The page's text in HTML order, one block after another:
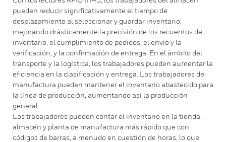
pueden reducir significativamente el tiempo de
desplazamiento al seleccionar y guardar inventario,
mejorando drásticamente la precisión de los recuentos de
inventario, el cumplimiento de pedidos, el envío y la
verificación, y la confirmación de entrega. En el ámbito del
transporte y la logística, los trabajadores pueden aumentar la
eficiencia en la clasificación y entrega. Los trabajadores de
manufactura pueden mantener el inventario abastecido para
la línea de producción, aumentando así la producción
general.
Los trabajadores pueden contar el inventario en la tienda,
almacén y planta de manufactura más rápido que con
códigos de barras, a menudo en cuestión de horas, lo que